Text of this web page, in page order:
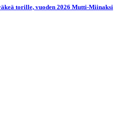
torille, vuoden 2026 Mutti-Miinaksi